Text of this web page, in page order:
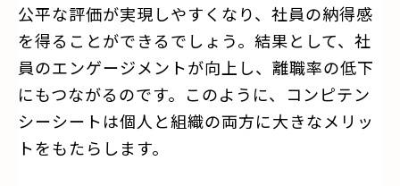
公平な評価が実現しやすくなり、社員の納得感
を得ることができるでしょう。結果として、社
員のエンゲージメントが向上し、離職率の低下
にもつながるのです。このように、コンピテン
シーシートは個人と組織の両方に大きなメリッ
トをもたらします。